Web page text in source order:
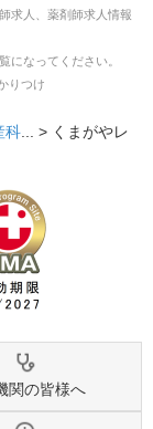
求人、薬剤師求人情報
になってください。
りつけ
科 ... > くまがやレ
関の皆様へ